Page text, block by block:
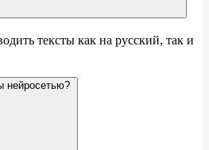
тексты как на русский, так и
нейросетью?